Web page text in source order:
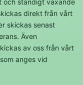
och ständigt växande
direkt från vårt
skickas senast
Även
av oss från vårt
anges vid